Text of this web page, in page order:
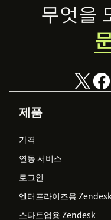
Footer
제품
가격
연동 서비스
로그인
엔터프라이즈용
스타트업용 Zendesk
무엇을